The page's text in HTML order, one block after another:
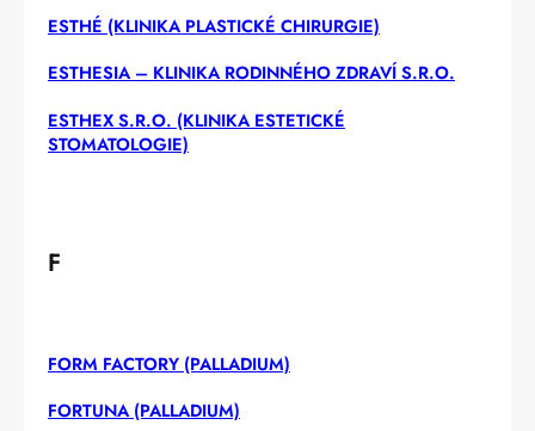
ESTHÉ (KLINIKA PLASTICKÉ CHIRURGIE)
ESTHESIA – KLINIKA RODINNÉHO ZDRAVÍ S.R.O.
ESTHEX S.R.O. (KLINIKA ESTETICKÉ
STOMATOLOGIE)
F
FORM FACTORY (PALLADIUM)
FORTUNA (PALLADIUM)